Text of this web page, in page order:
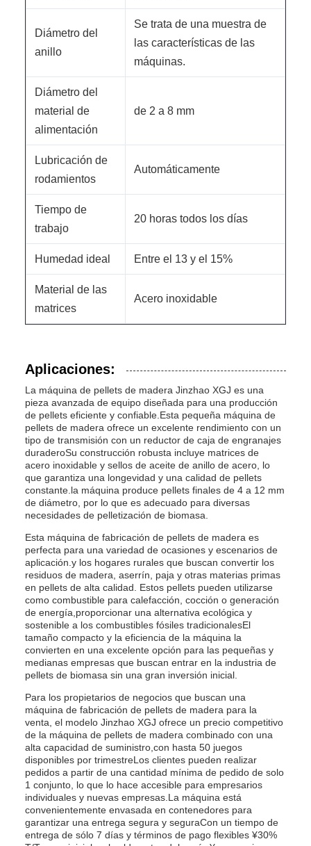
Diámetro del
anillo
Se trata de una muestra de
las características de las
máquinas.
Diámetro del
material de
alimentación
de 2 a 8 mm
Lubricación de
rodamientos
Automáticamente
Tiempo de
trabajo
20 horas todos los días
Humedad ideal Entre el 13 y el 15%
Material de las
matrices
Acero inoxidable
Aplicaciones:
La máquina de pellets de madera Jinzhao XGJ es una
pieza avanzada de equipo diseñada para una producción
de pellets eficiente y confiable.Esta pequeña máquina de
pellets de madera ofrece un excelente rendimiento con un
tipo de transmisión con un reductor de caja de engranajes
duraderoSu construcción robusta incluye matrices de
acero inoxidable y sellos de aceite de anillo de acero, lo
que garantiza una longevidad y una calidad de pellets
constante.la máquina produce pellets finales de 4 a 12 mm
de diámetro, por lo que es adecuado para diversas
necesidades de pelletización de biomasa.
Esta máquina de fabricación de pellets de madera es
perfecta para una variedad de ocasiones y escenarios de
aplicación.y los hogares rurales que buscan convertir los
residuos de madera, aserrín, paja y otras materias primas
en pellets de alta calidad. Estos pellets pueden utilizarse
como combustible para calefacción, cocción o generación
de energía,proporcionar una alternativa ecológica y
sostenible a los combustibles fósiles tradicionalesEl
tamaño compacto y la eficiencia de la máquina la
convierten en una excelente opción para las pequeñas y
medianas empresas que buscan entrar en la industria de
pellets de biomasa sin una gran inversión inicial.
Para los propietarios de negocios que buscan una
máquina de fabricación de pellets de madera para la
venta, el modelo Jinzhao XGJ ofrece un precio competitivo
de la máquina de pellets de madera combinado con una
alta capacidad de suministro,con hasta 50 juegos
disponibles por trimestreLos clientes pueden realizar
pedidos a partir de una cantidad mínima de pedido de solo
1 conjunto, lo que lo hace accesible para empresarios
individuales y nuevas empresas.La máquina está
convenientemente envasada en contenedores para
garantizar una entrega segura y seguraCon un tiempo de
entrega de sólo 7 días y términos de pago flexibles ¥30%